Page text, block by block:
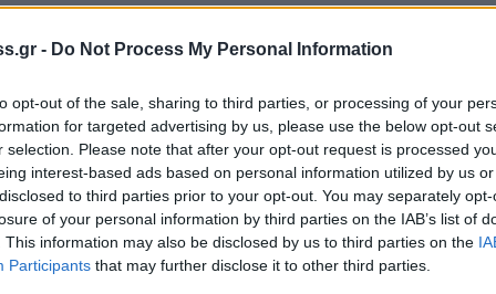
- Do Not Process My Personal Information
opt-out of the sale, sharing to third parties, or processing of your
for targeted advertising by us, please use the below opt-out
selection. Please note that after your opt-out request is processed
interest-based ads based on personal information utilized by us
to third parties prior to your opt-out. You may separately
of your personal information by third parties on the IAB’s list of
This information may also be disclosed by us to third parties on the
Participants that may further disclose it to other third parties.
και ζούμε, μια σύγχρονη
μου ότι η Πάτρα… κακόπεσε στα χέρια του
την ίδια αντίληψη.
πολιτικών στοχεύσεων μου.
ακμάζουσα Πάτρα να παραμένει